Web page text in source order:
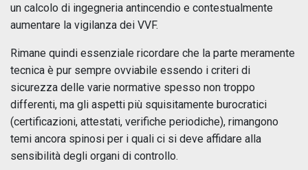
un calcolo di ingegneria antincendio e contestualmente
aumentare la vigilanza dei VVF.
Rimane quindi essenziale ricordare che la parte meramente
tecnica è pur sempre ovviabile essendo i criteri di
sicurezza delle varie normative spesso non troppo
differenti, ma gli aspetti più squisitamente burocratici
(certificazioni, attestati, verifiche periodiche), rimangono
temi ancora spinosi per i quali ci si deve affidare alla
sensibilità degli organi di controllo.